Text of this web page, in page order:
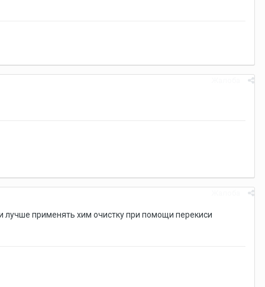
применять хим очистку при помощи перекиси